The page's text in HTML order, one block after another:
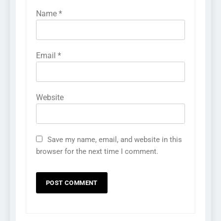
Name *
Email *
Website
Save my name, email, and website in this
browser for the next time I comment.